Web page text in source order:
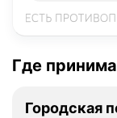
Где
Городская